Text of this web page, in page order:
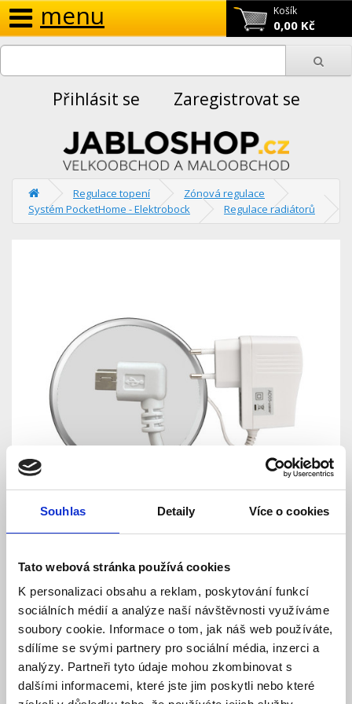
Souhlas Detaily Více o cookies
Tato webová stránka používá cookies
K personalizaci obsahu a reklam, poskytování funkcí
sociálních médií a analýze naší návštěvnosti využíváme
soubory cookie. Informace o tom, jak náš web používáte,
sdílíme se svými partnery pro sociální média, inzerci a
analýzy. Partneři tyto údaje mohou zkombinovat s
dalšími informacemi, které jste jim poskytli nebo které
Košík
0,00 Kč
menu
Přihlásit se Zaregistrovat se
Regulace topení
Zónová regulace
Systém PocketHome - Elektrobock
Regulace radiátorů
AD05-USB 90° - Napájecí
spínaný zdroj - Elektrobock
Model: AD05-USB 90° | Výrobce:
Produktové číslo: 055 / 002201